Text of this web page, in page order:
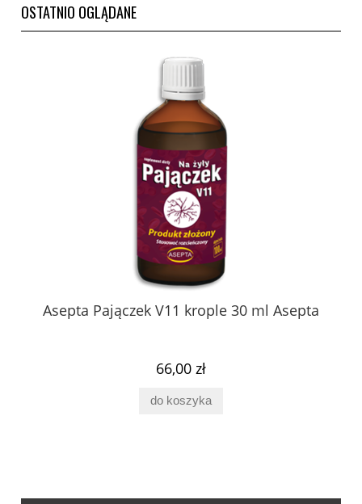
OSTATNIO OGLĄDANE
Asepta Pajączek V11 krople 30 ml Asepta
66,00 zł
do koszyka